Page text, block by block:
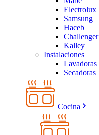
Electrolux
Samsung
Haceb
Challenger
Kalley
Instalaciones
Lavadoras
Secadoras
Cocina